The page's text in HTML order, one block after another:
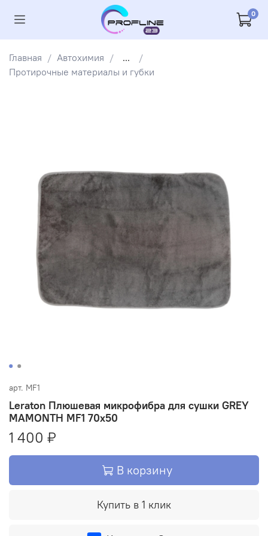
0
Главная Автохимия
...
Протирочные материалы и губки
арт. MF1
Leraton Плюшевая микрофибра для сушки GREY
MAMONTH MF1 70x50
1 400 ₽
В корзину
Купить в 1 клик